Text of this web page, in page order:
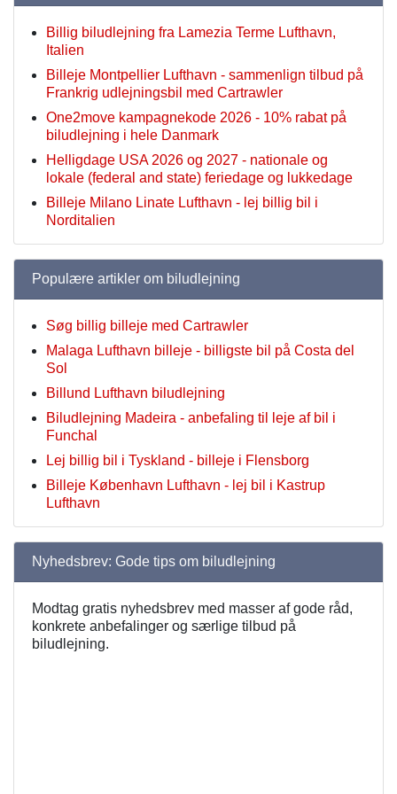
Billig biludlejning fra Lamezia Terme Lufthavn,
Italien
Billeje Montpellier Lufthavn - sammenlign tilbud på
Frankrig udlejningsbil med Cartrawler
One2move kampagnekode 2026 - 10% rabat på
biludlejning i hele Danmark
Helligdage USA 2026 og 2027 - nationale og
lokale (federal and state) feriedage og lukkedage
Billeje Milano Linate Lufthavn - lej billig bil i
Norditalien
Populære artikler om biludlejning
Søg billig billeje med Cartrawler
Malaga Lufthavn billeje - billigste bil på Costa del
Sol
Billund Lufthavn biludlejning
Biludlejning Madeira - anbefaling til leje af bil i
Funchal
Lej billig bil i Tyskland - billeje i Flensborg
Billeje København Lufthavn - lej bil i Kastrup
Lufthavn
Nyhedsbrev: Gode tips om biludlejning
Modtag gratis nyhedsbrev med masser af gode råd,
konkrete anbefalinger og særlige tilbud på
biludlejning.